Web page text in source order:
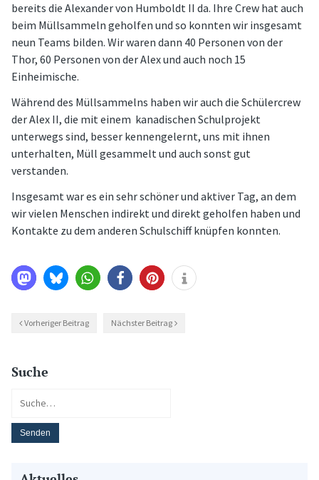
bereits die Alexander von Humboldt II da. Ihre Crew hat auch
beim Müllsammeln geholfen und so konnten wir insgesamt
neun Teams bilden. Wir waren dann 40 Personen von der
Thor, 60 Personen von der Alex und auch noch 15
Einheimische.
Während des Müllsammelns haben wir auch die Schülercrew
der Alex II, die mit einem kanadischen Schulprojekt
unterwegs sind, besser kennengelernt, uns mit ihnen
unterhalten, Müll gesammelt und auch sonst gut
verstanden.
Insgesamt war es ein sehr schöner und aktiver Tag, an dem
wir vielen Menschen indirekt und direkt geholfen haben und
Kontakte zu dem anderen Schulschiff knüpfen konnten.
Vorheriger Beitrag Nächster Beitrag
Suche